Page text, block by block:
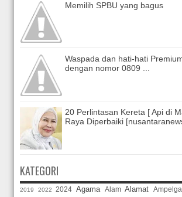
Memilih SPBU yang bagus
Waspada dan hati-hati
dengan nomor 0809 ...
20 Perlintasan Kereta [ Api di
Raya Diperbaiki
KATEGORI
2019 2022 2024 Agama Alam Alamat